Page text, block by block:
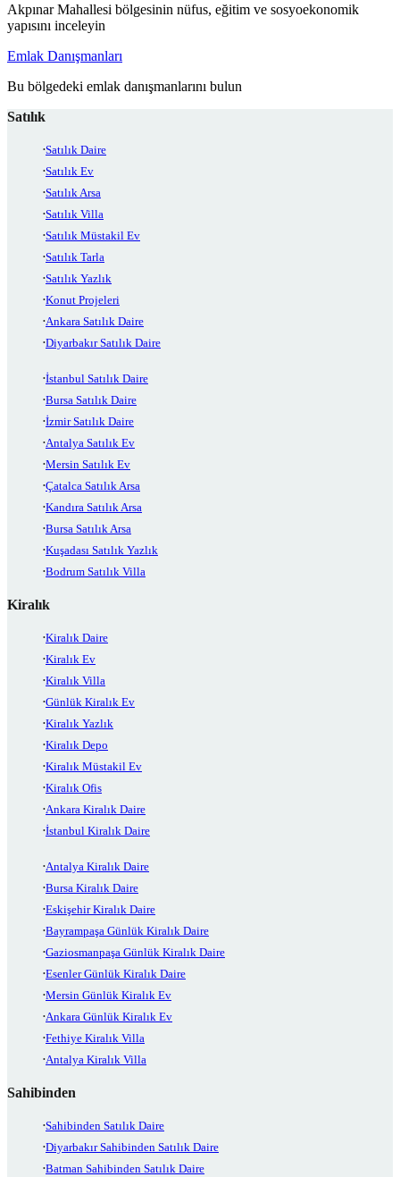
Akpınar Mahallesi bölgesinin nüfus, eğitim ve sosyoekonomik
yapısını inceleyin
Emlak Danışmanları
Bu bölgedeki emlak danışmanlarını bulun
Satılık
Satılık Daire
Satılık Ev
Satılık Arsa
Satılık Villa
Satılık Müstakil Ev
Satılık Tarla
Satılık Yazlık
Konut Projeleri
Ankara Satılık Daire
Diyarbakır Satılık Daire
İstanbul Satılık Daire
Bursa Satılık Daire
İzmir Satılık Daire
Antalya Satılık Ev
Mersin Satılık Ev
Çatalca Satılık Arsa
Kandıra Satılık Arsa
Bursa Satılık Arsa
Kuşadası Satılık Yazlık
Bodrum Satılık Villa
Kiralık
Kiralık Daire
Kiralık Ev
Kiralık Villa
Günlük Kiralık Ev
Kiralık Yazlık
Kiralık Depo
Kiralık Müstakil Ev
Kiralık Ofis
Ankara Kiralık Daire
İstanbul Kiralık Daire
Antalya Kiralık Daire
Bursa Kiralık Daire
Eskişehir Kiralık Daire
Bayrampaşa Günlük Kiralık Daire
Gaziosmanpaşa Günlük Kiralık Daire
Esenler Günlük Kiralık Daire
Mersin Günlük Kiralık Ev
Ankara Günlük Kiralık Ev
Fethiye Kiralık Villa
Antalya Kiralık Villa
Sahibinden
Sahibinden Satılık Daire
Diyarbakır Sahibinden Satılık Daire
Batman Sahibinden Satılık Daire